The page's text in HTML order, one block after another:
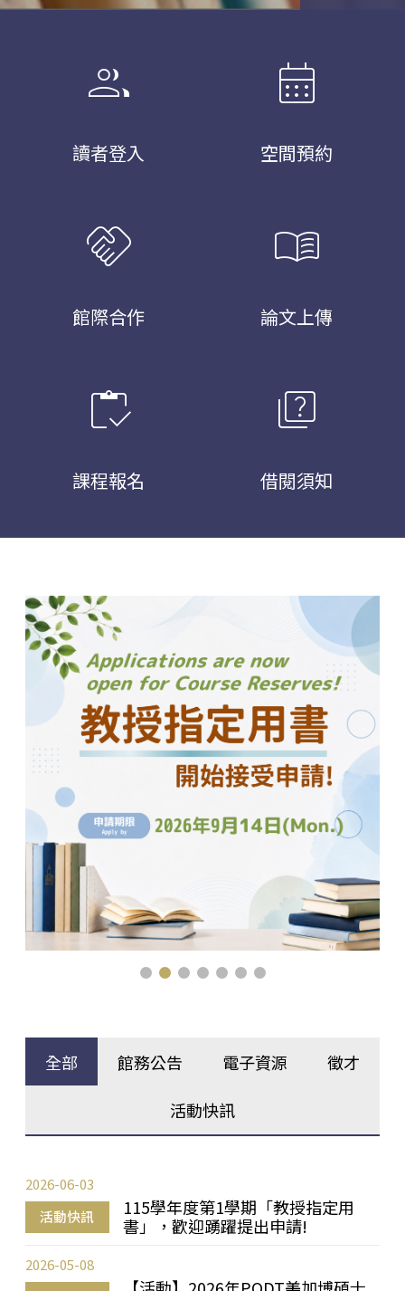
group
讀者登入
calendar_month
空間預約
handshake
館際合作
menu_book
論文上傳
inventory
課程報名
quiz
借閱須知
全部 館務公告 電子資源 徵才
活動快訊
活動快訊
115學年度第1學期「教授指定用
書」，歡迎踴躍提出申請!
2026-06-03
2026-05-08